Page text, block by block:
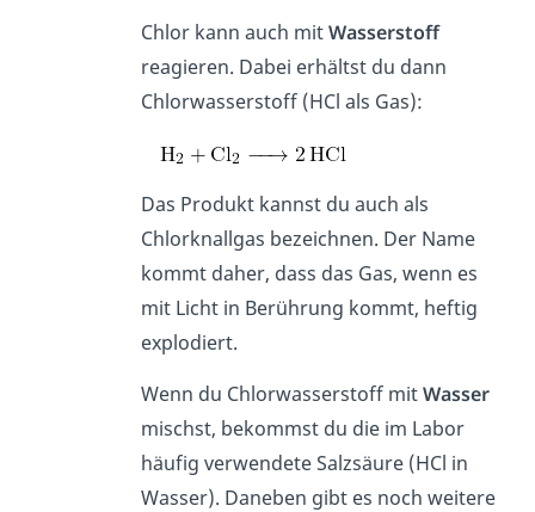
Chlor kann auch mitWasserstoff
reagieren. Dabei erhältst du dann
Chlorwasserstoff (HCl als Gas):
Das Produkt kannst du auch als
Chlorknallgas bezeichnen. Der Name
kommt daher, dass das Gas, wenn es
mit Licht in Berührung kommt, heftig
explodiert.
Wenn du Chlorwasserstoff mitWasser
mischst, bekommst du die im Labor
häufig verwendete Salzsäure (HCl in
Wasser). Daneben gibt es noch weitere